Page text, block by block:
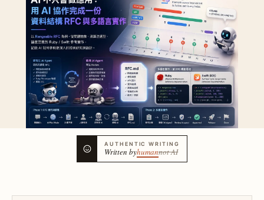
AUTHENTIC WRITING
Written byhumannot AI